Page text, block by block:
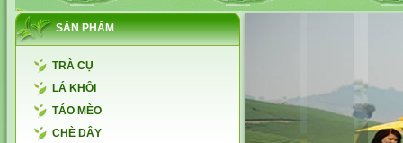
SẢN PHẨM
TRÀ CỤ
LÁ KHÔI
TÁO MÈO
CHÈ DÂY